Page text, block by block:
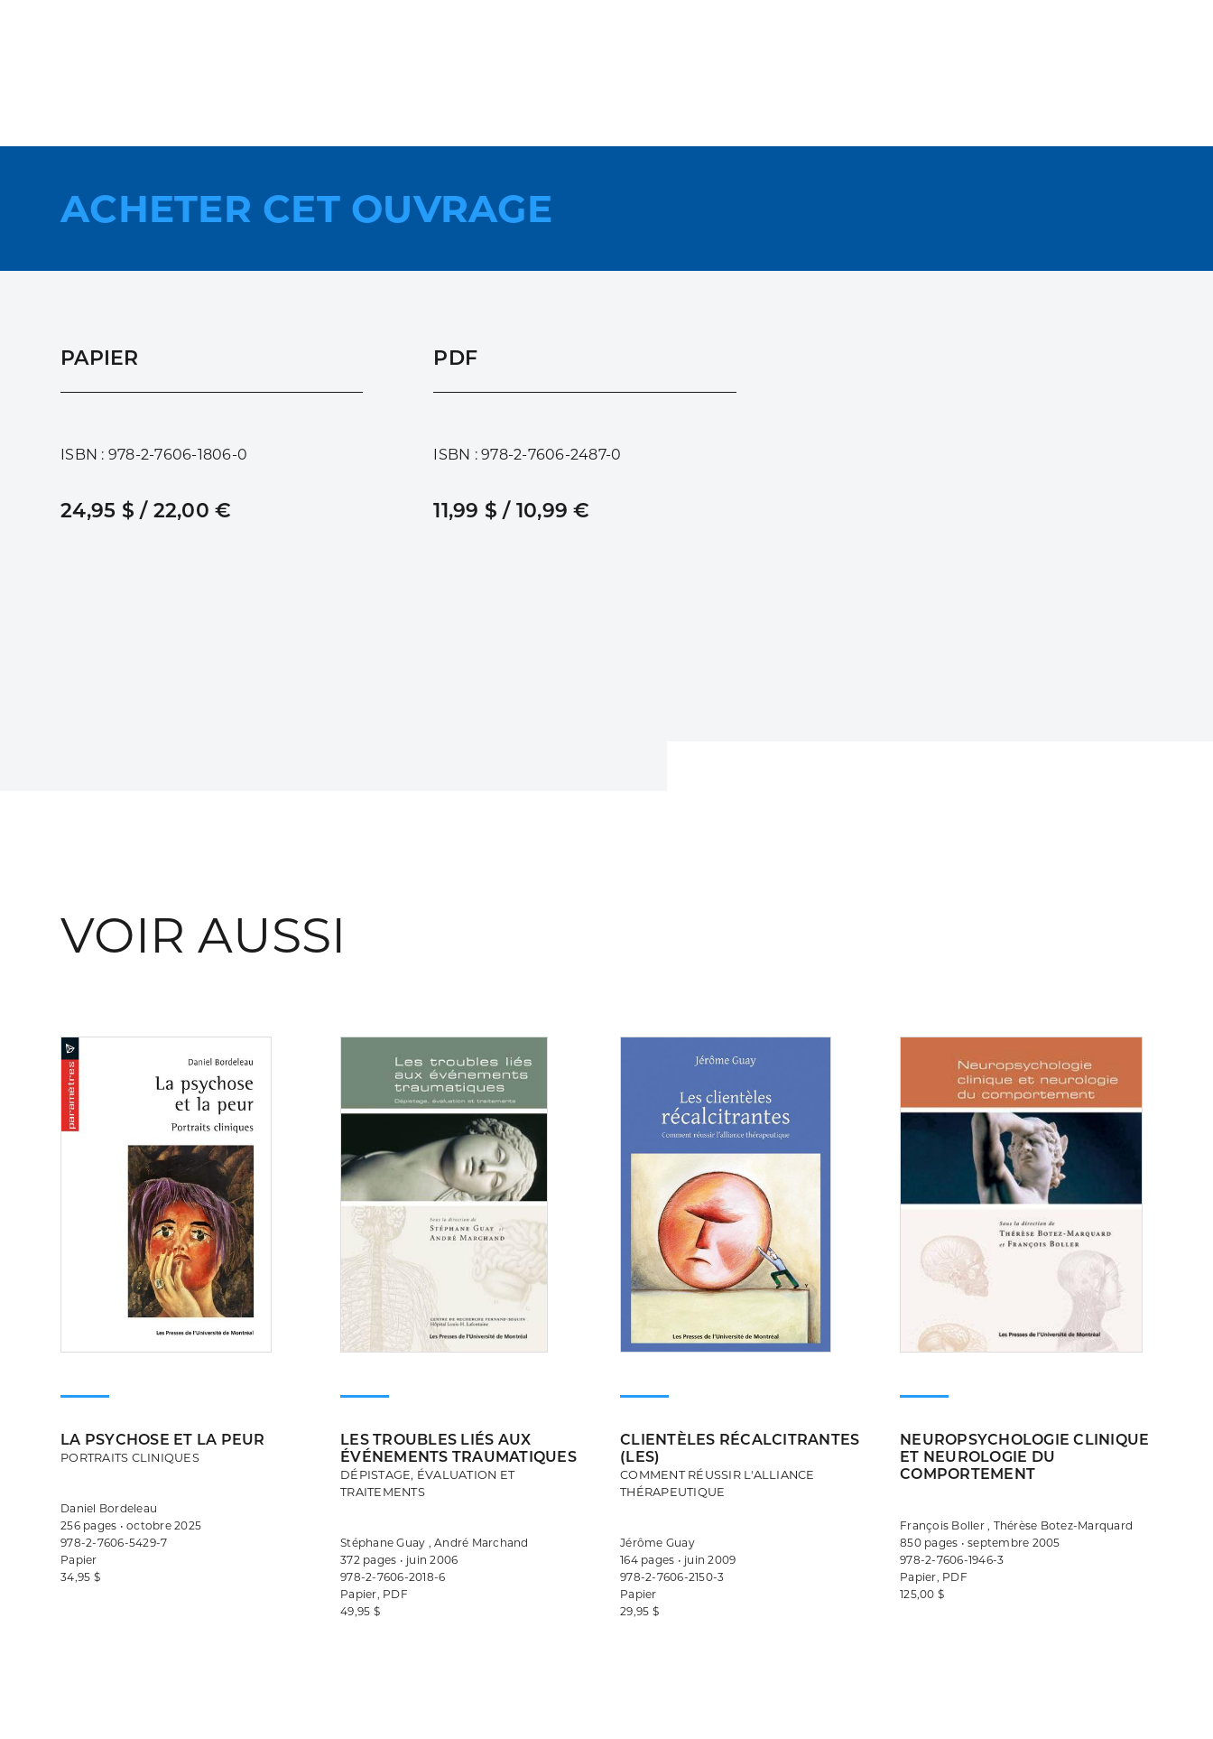
ACHETER CET OUVRAGE
PAPIER
ISBN : 978-2-7606-1806-0
24,95 $ / 22,00 €
PDF
ISBN : 978-2-7606-2487-0
11,99 $ / 10,99 €
VOIR AUSSI
LA PSYCHOSE ET LA PEUR
PORTRAITS CLINIQUES
Daniel Bordeleau
256 pages • octobre 2025
978-2-7606-5429-7
Papier
34,95 $
LES TROUBLES LIÉS AUX
ÉVÉNEMENTS TRAUMATIQUES
DÉPISTAGE, ÉVALUATION ET
TRAITEMENTS
Stéphane Guay , André Marchand
372 pages • juin 2006
978-2-7606-2018-6
Papier, PDF
49,95 $
CLIENTÈLES RÉCALCITRANTES
(LES)
COMMENT RÉUSSIR L'ALLIANCE
THÉRAPEUTIQUE
Jérôme Guay
164 pages • juin 2009
978-2-7606-2150-3
Papier
29,95 $
NEUROPSYCHOLOGIE CLINIQUE
ET NEUROLOGIE DU
COMPORTEMENT
François Boller , Thérèse Botez-Marquard
850 pages • septembre 2005
978-2-7606-1946-3
Papier, PDF
125,00 $